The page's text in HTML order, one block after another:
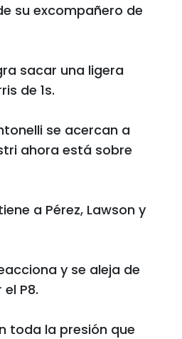
su excompañero de
sacar una ligera
de 1s.
se acercan a
ahora está sobre
a Pérez, Lawson y
y se aleja de
P8.
toda la presión que